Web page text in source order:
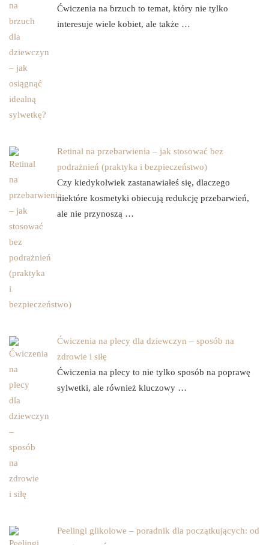
Ćwiczenia na brzuch to temat, który nie tylko
interesuje wiele kobiet, ale także …
Retinal na przebarwienia – jak stosować bez
podrażnień (praktyka i bezpieczeństwo)
Czy kiedykolwiek zastanawiałeś się, dlaczego
niektóre kosmetyki obiecują redukcję przebarwień,
ale nie przynoszą …
Ćwiczenia na plecy dla dziewczyn – sposób na
zdrowie i siłę
Ćwiczenia na plecy to nie tylko sposób na poprawę
sylwetki, ale również kluczowy …
Peelingi glikolowe – poradnik dla początkujących: od